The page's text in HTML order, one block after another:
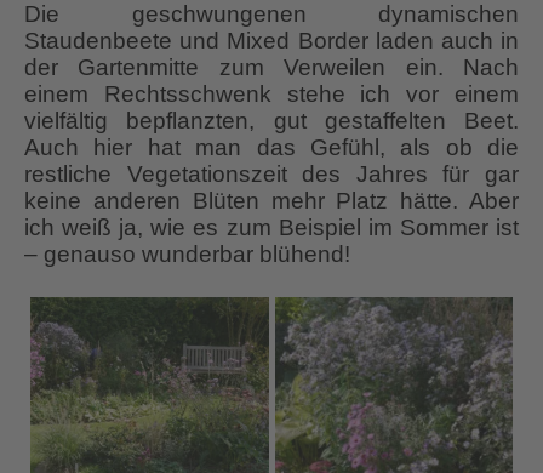
Die geschwungenen dynamischen
Staudenbeete und Mixed Border laden auch in
der Gartenmitte zum Verweilen ein. Nach
einem Rechtsschwenk stehe ich vor einem
vielfältig bepflanzten, gut gestaffelten Beet.
Auch hier hat man das Gefühl, als ob die
restliche Vegetationszeit des Jahres für gar
keine anderen Blüten mehr Platz hätte. Aber
ich weiß ja, wie es zum Beispiel im Sommer ist
– genauso wunderbar blühend!